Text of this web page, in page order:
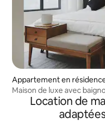
Appartement en
Maison de luxe avec
Location de